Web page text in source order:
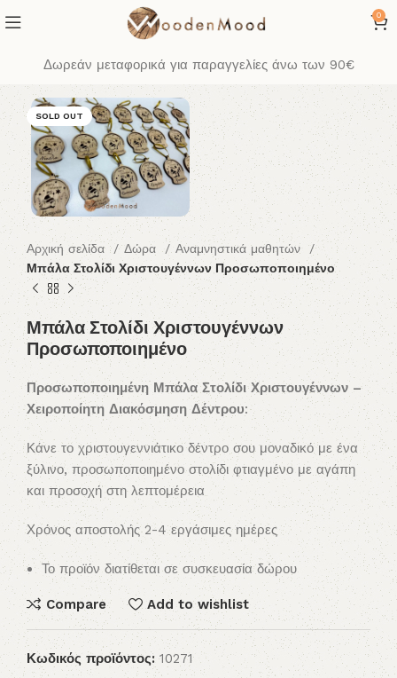
0
Δωρεάν μεταφορικά για παραγγελίες άνω των 90€
SOLD OUT
Αρχική σελίδα Δώρα
Αναμνηστικά μαθητών
Μπάλα Στολίδι Χριστουγέννων Προσωποποιημένο
Μπάλα Στολίδι Χριστουγέννων
Προσωποποιημένο
Προσωποποιημένη Μπάλα Στολίδι Χριστουγέννων –
Χειροποίητη Διακόσμηση Δέντρου:
Κάνε το χριστουγεννιάτικο δέντρο σου μοναδικό με ένα
ξύλινο, προσωποποιημένο στολίδι φτιαγμένο με αγάπη
και προσοχή στη λεπτομέρεια
Χρόνος αποστολής 2-4 εργάσιμες ημέρες
Το προϊόν διατίθεται σε συσκευασία δώρου
Compare Add to wishlist
Κωδικός προϊόντος:10271